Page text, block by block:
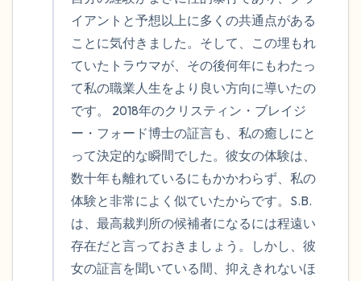
イアントと予想以上に多くの共通点がある
ことに気付きました。そして、この埋もれ
ていたトラウマが、その後何年にもわたっ
て私の職業人生をより良い方向に導いたの
です。 2018年のクリスティン・ブレイジ
ー・フォード博士の証言も、私の癒しにと
って決定的な瞬間でした。彼女の体験は、
数十年も離れているにもかかわらず、私の
体験と非常によく似ていたからです。S.B.
は、最高裁判所の候補者になるには程遠い
存在だと言っておきましょう。しかし、彼
女の証言を聞いている間、抑えきれないほ